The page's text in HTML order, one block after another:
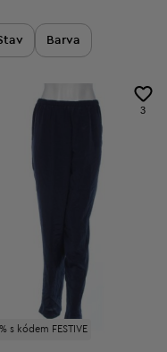
Barva
s kódem FESTIVE
3